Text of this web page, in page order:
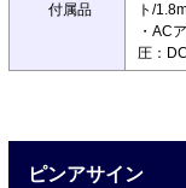
付属品
ト/
・AC
圧：
ピンアサイン